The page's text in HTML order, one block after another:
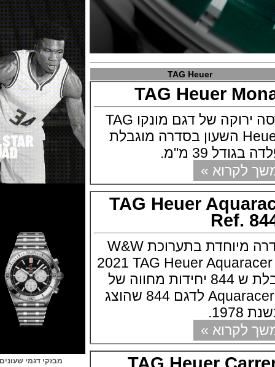
TAG Heuer
TAG Heuer
טאג הויר מציגה גרסה ירוקה של דגם מונקו TAG
Heuer Monaco Green השעון בסדרה מוגבלת
39 מ"מ.
»
TAG Heuer
Ref.
טאג הויר מציגה סדרה מיוחדת בתערוכת W&W
2021 TAG Heuer
השעון בסדרה מוגבלת ש 844 יחידות מחווה של
Aquaracer Professional 300 לדגם 844 שהוצג
»
מבזקי דגמי שעונים